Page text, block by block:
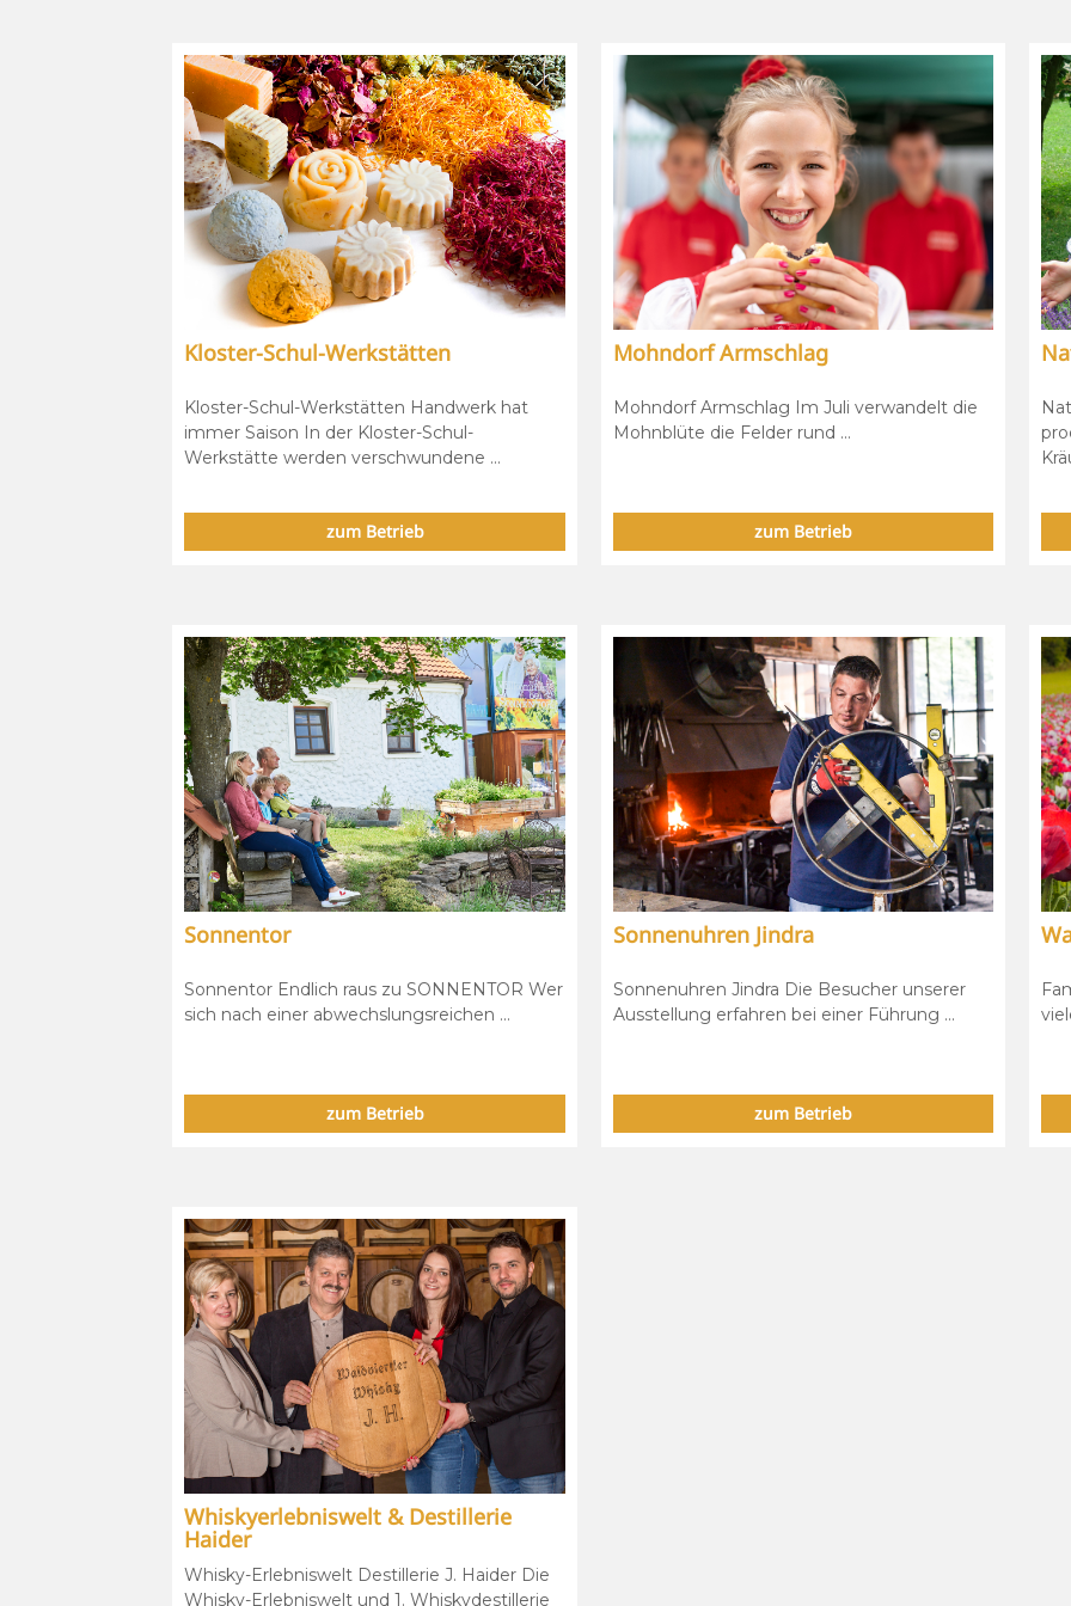
Kloster-Schul-Werkstätten
Kloster-Schul-Werkstätten Handwerk hat
immer Saison In der Kloster-Schul-
Werkstätte werden verschwundene ...
zum Betrieb
Mohndorf Armschlag
Mohndorf Armschlag Im Juli verwandelt die
Mohnblüte die Felder rund ...
zum Betrieb
Sonnentor
Sonnentor Endlich raus zu SONNENTOR Wer
sich nach einer abwechslungsreichen ...
zum Betrieb
Sonnenuhren Jindra
Sonnenuhren Jindra Die Besucher unserer
Ausstellung erfahren bei einer Führung ...
zum Betrieb
Whiskyerlebniswelt & Destillerie
Haider
Whisky-Erlebniswelt Destillerie J. Haider Die
Whisky-Erlebniswelt und 1. Whiskydestillerie